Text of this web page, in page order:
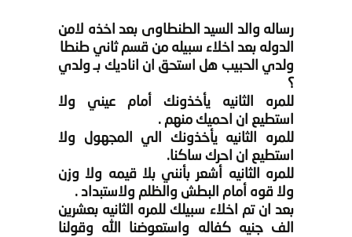
رساله والد السيد الطنطاوى بعد اخذه لامن
الدوله بعد اخلاء سبيله من قسم ثاني طنطا
ولدي الحبيب هل استحق ان اناديك بـ ولدي
؟
للمره الثانيه يأخذونك أمام عيني ولا
استطيع ان احميك منهم .
للمره الثانيه يأخذونك الي المجهول ولا
استطيع ان احرك ساكنا.
للمره الثانيه أشعر بأنني بلا قيمه ولا وزن
ولا قوه أمام البطش والظلم ولاستبداد .
بعد ان تم اخلاء سبيلك للمره الثانيه بعشرين
الف جنيه كفاله واستعوضنا الله وقولنا